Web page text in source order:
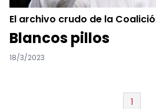
El archivo crudo de la
Blancos pillos
18/3/2023
1